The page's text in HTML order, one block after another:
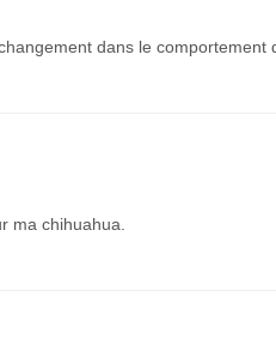
dans le comportement
ma chihuahua.